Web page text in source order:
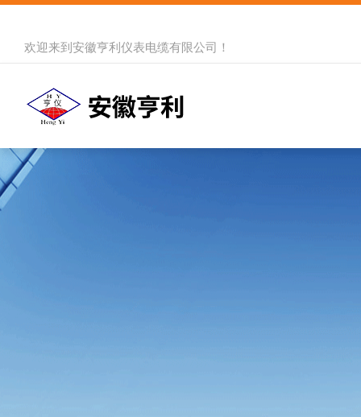
欢迎来到 安徽亨利仪表电缆有限公司 ！